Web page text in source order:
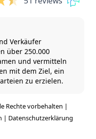
Verkäufer
über 250.000
und vermitteln
mit dem Ziel, ein
zu erzielen.
Rechte vorbehalten |
| Datenschutzerklärung